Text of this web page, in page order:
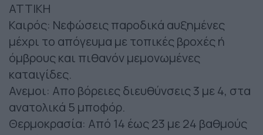
ΑΤΤΙΚΗ
Καιρός: Νεφώσεις παροδικά αυξημένες
μέχρι το απόγευμα με τοπικές βροχές ή
όμβρους και πιθανόν μεμονωμένες
καταιγίδες.
Ανεμοι: Απο βόρειες διευθύνσεις 3 με 4, στα
ανατολικά 5 μποφόρ.
Θερμοκρασία: Από 14 έως 23 με 24 βαθμούς